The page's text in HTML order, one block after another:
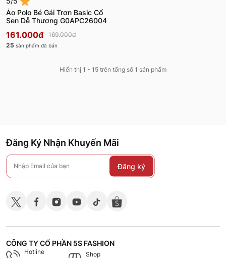
Áo Polo Bé Gái Trơn Basic Cổ
Sen Dễ Thương G0APC26004
161.000đ
169.000đ
25 sản phẩm đã bán
Hiển thị 1 - 15 trên tổng số 1 sản phẩm
Đăng Ký Nhận Khuyến Mãi
Đăng ký
CÔNG TY CỔ PHẦN 5S FASHION
Hotline Shop